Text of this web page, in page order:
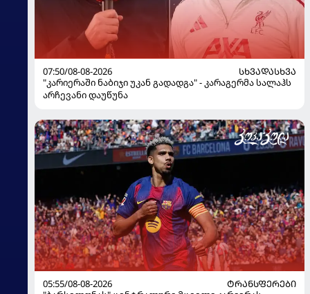
07:50/08-08-2026
ᲡᲮᲕᲐᲓᲐᲡᲮᲕᲐ
"კარიერაში ნაბიჯი უკან გადადგა" - კარაგერმა სალაჰს
არჩევანი დაუწუნა
05:55/08-08-2026
ᲢᲠᲐᲜᲡᲤᲔᲠᲔᲑᲘ